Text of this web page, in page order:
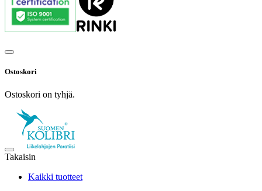
Ostoskori
Ostoskori on tyhjä.
Takaisin
Kaikki tuotteet